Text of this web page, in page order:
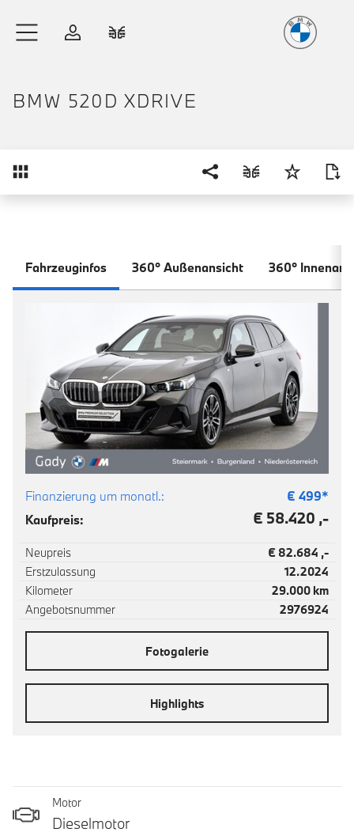
Anmelden
BMW 520D XDRIVE
Fahrzeuginfos 360° Außenansicht 360°
Finanzierung um monatl.: € 499*
Kaufpreis:
€ 58.420 ,-
Neupreis
€ 82.684 ,-
Erstzulassung
12.2024
Kilometer
29.000 km
Angebotsnummer
2976924
Fotogalerie
Highlights
Motor
Dieselmotor